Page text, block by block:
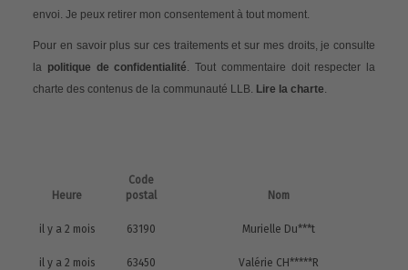
envoi. Je peux retirer mon consentement à tout moment.
Pour en savoir plus sur ces traitements et sur mes droits, je consulte
la politique de confidentialité . Tout commentaire doit respecter la
charte des contenus de la communauté LLB. Lire la charte
Heure
Code
postal
Nom
il y a 2 mois 63190 Murielle Du***t
il y a 2 mois 63450 Valérie CH*****R